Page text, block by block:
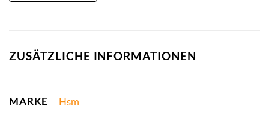
ZUSÄTZLICHE INFORMATIONEN
MARKE Hsm